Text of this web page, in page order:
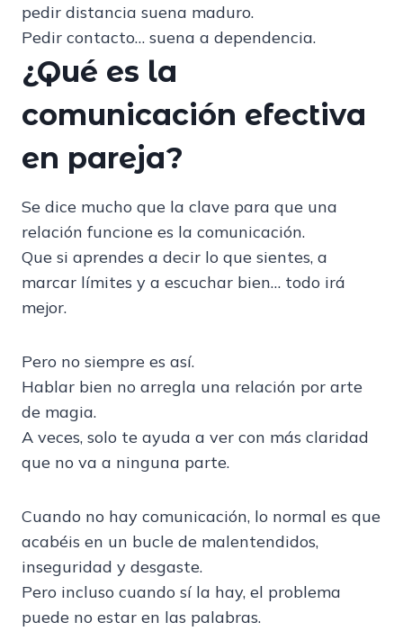
pedir distancia suena maduro.
Pedir contacto… suena a dependencia.
¿Qué es la
comunicación efectiva
en pareja?
Se dice mucho que la clave para que una
relación funcione es la comunicación.
Que si aprendes a decir lo que sientes, a
marcar límites y a escuchar bien… todo irá
mejor.
Pero no siempre es así.
Hablar bien no arregla una relación por arte
de magia.
A veces, solo te ayuda a ver con más claridad
que no va a ninguna parte.
Cuando no hay comunicación, lo normal es que
acabéis en un bucle de malentendidos,
inseguridad y desgaste.
Pero incluso cuando sí la hay, el problema
puede no estar en las palabras.